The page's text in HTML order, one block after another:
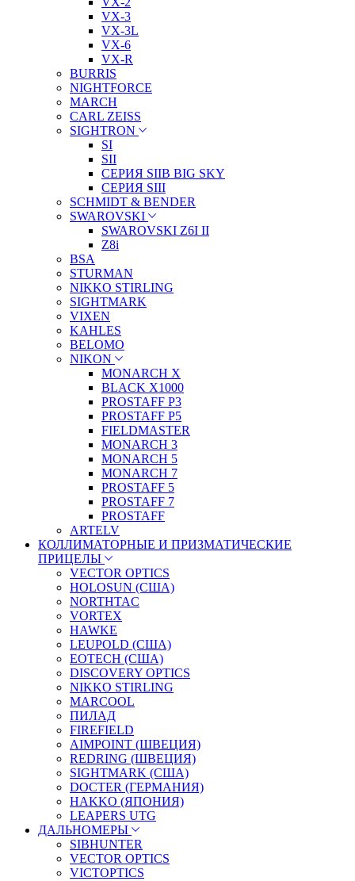
VX-3
VX-3L
VX-6
VX-R
BURRIS
NIGHTFORCE
MARCH
CARL ZEISS
SIGHTRON
SI
SII
СЕРИЯ SIIB BIG SKY
СЕРИЯ SIII
SCHMIDT & BENDER
SWAROVSKI
SWAROVSKI Z6I II
Z8i
BSA
STURMAN
NIKKO STIRLING
SIGHTMARK
VIXEN
KAHLES
BELOMO
NIKON
MONARCH X
BLACK X1000
PROSTAFF P3
PROSTAFF P5
FIELDMASTER
MONARCH 3
MONARCH 5
MONARCH 7
PROSTAFF 5
PROSTAFF 7
PROSTAFF
ARTELV
КОЛЛИМАТОРНЫЕ И ПРИЗМАТИЧЕСКИЕ
ПРИЦЕЛЫ
VECTOR OPTICS
HOLOSUN (США)
NORTHTAC
VORTEX
HAWKE
LEUPOLD (США)
EOTECH (США)
DISCOVERY OPTICS
NIKKO STIRLING
MARCOOL
ПИЛАД
FIREFIELD
AIMPOINT (ШВЕЦИЯ)
REDRING (ШВЕЦИЯ)
SIGHTMARK (США)
DOCTER (ГЕРМАНИЯ)
HAKKO (ЯПОНИЯ)
LEAPERS UTG
ДАЛЬНОМЕРЫ
SIBHUNTER
VECTOR OPTICS
VICTOPTICS